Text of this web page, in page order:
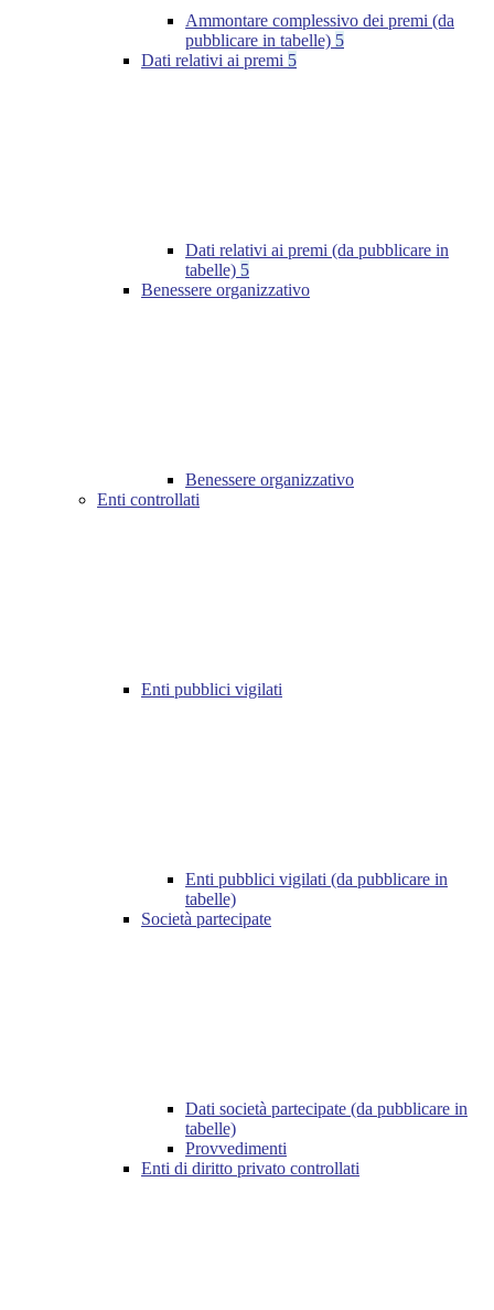
Ammontare complessivo dei premi (da
pubblicare in tabelle) 5
Dati relativi ai premi 5
Dati relativi ai premi (da pubblicare in
tabelle) 5
Benessere organizzativo
Benessere organizzativo
Enti controllati
Enti pubblici vigilati
Enti pubblici vigilati (da pubblicare in
tabelle)
Società partecipate
Dati società partecipate (da pubblicare in
tabelle)
Provvedimenti
Enti di diritto privato controllati